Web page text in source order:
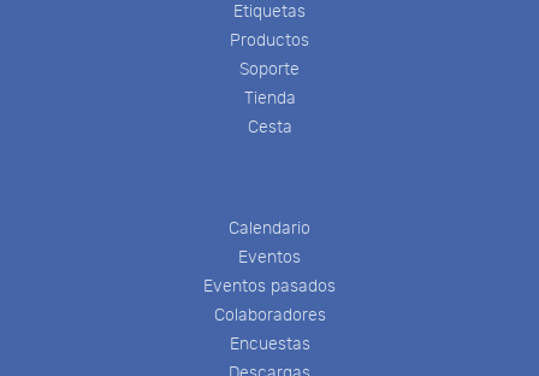
Etiquetas
Productos
Soporte
Tienda
Cesta
Calendario
Eventos
Eventos pasados
Colaboradores
Encuestas